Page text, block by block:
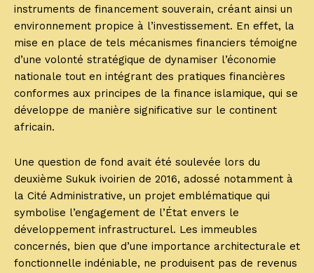
instruments de financement souverain, créant ainsi un
environnement propice à l’investissement. En effet, la
mise en place de tels mécanismes financiers témoigne
d’une volonté stratégique de dynamiser l’économie
nationale tout en intégrant des pratiques financières
conformes aux principes de la finance islamique, qui se
développe de manière significative sur le continent
africain.
Une question de fond avait été soulevée lors du
deuxième Sukuk ivoirien de 2016, adossé notamment à
la Cité Administrative, un projet emblématique qui
symbolise l’engagement de l’État envers le
développement infrastructurel. Les immeubles
concernés, bien que d’une importance architecturale et
fonctionnelle indéniable, ne produisent pas de revenus